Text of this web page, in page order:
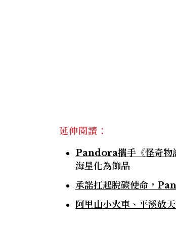
延伸閱讀：
Pandora攜手《怪奇
海星化為飾品
承諾扛起脫碳使命，
阿里山小火車、平溪放